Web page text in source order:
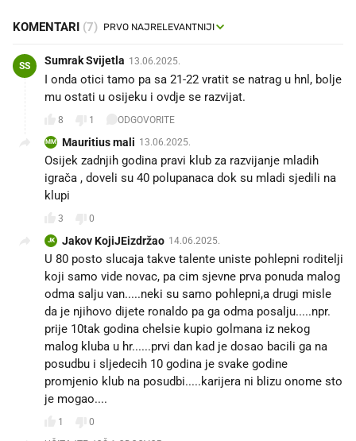
KOMENTARI (7)
SS Sumrak Svijetla 13.06.2025.
I onda otici tamo pa sa 21-22 vratit se natrag u hnl, bolje
mu ostati u osijeku i ovdje se razvijat.
8 1 ODGOVORITE
MM Mauritius mali 13.06.2025.
Osijek zadnjih godina pravi klub za razvijanje mladih
igrača , doveli su 40 polupanaca dok su mladi sjedili na
klupi
3 0
JK Jakov KojiJEizdržao 14.06.2025.
U 80 posto slucaja takve talente uniste pohlepni roditelji
koji samo vide novac, pa cim sjevne prva ponuda malog
odma salju van.....neki su samo pohlepni,a drugi misle
da je njihovo dijete ronaldo pa ga odma posalju.....npr.
prije 10tak godina chelsie kupio golmana iz nekog
malog kluba u hr......prvi dan kad je dosao bacili ga na
posudbu i sljedecih 10 godina je svake godine
promjenio klub na posudbi.....karijera ni blizu onome sto
je mogao....
1
0